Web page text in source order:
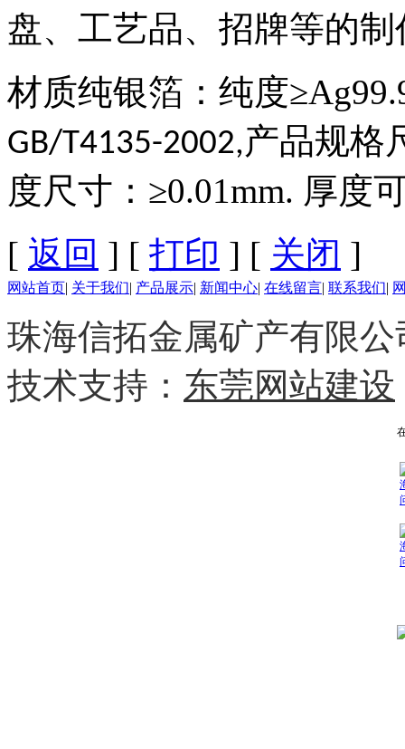
盘、工艺品、招牌等的制
材质纯银箔：纯度
GB/T4135-2002,产品规格
度尺寸：≥0.01mm. 厚度
[ 返回 ] [ 打印 ] [ 关闭 ]
网站首页| 关于我们| 产品展示| 新闻中心| 在线留言| 联系我们|
珠海信拓金属矿产有限
技术支持： 东莞网站建设